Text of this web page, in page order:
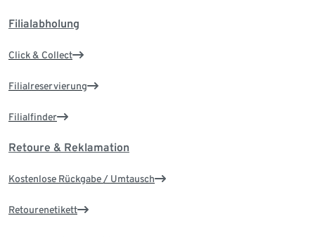
Filialabholung
Click & Collect
Filialreservierung
Filialfinder
Retoure & Reklamation
Kostenlose Rückgabe / Umtausch
Retourenetikett